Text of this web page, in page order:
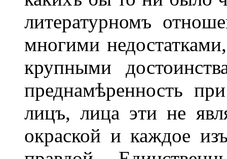
литературномъ
многими
крупными
преднамѣренность
лицъ, лица эти не
окраской и каждое